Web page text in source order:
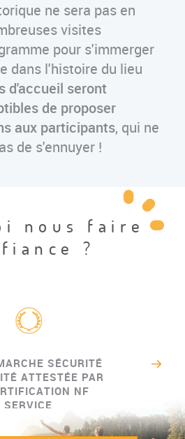
ne sera pas en
visites
pour s'immerger
dans l'histoire du lieu
d'accueil seront
de proposer
aux participants, qui ne
de s'ennuyer !
nous faire
?
SÉCURITÉ
ATTESTÉE PAR
NF
SERVICE